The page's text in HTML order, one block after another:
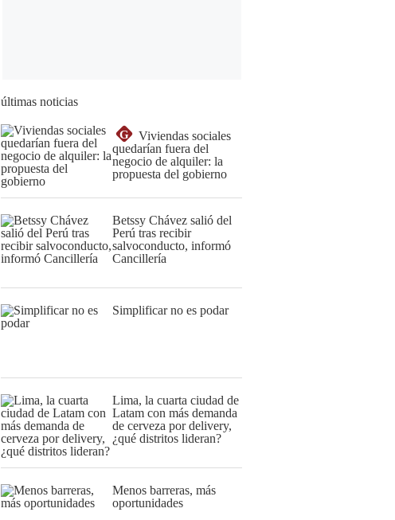
últimas noticias
G
Viviendas sociales
quedarían fuera del
negocio de alquiler: la
propuesta del gobierno
Betssy Chávez salió del
Perú tras recibir
salvoconducto, informó
Cancillería
Simplificar no es podar
Lima, la cuarta ciudad de
Latam con más demanda
de cerveza por delivery,
¿qué distritos lideran?
Menos barreras, más
oportunidades